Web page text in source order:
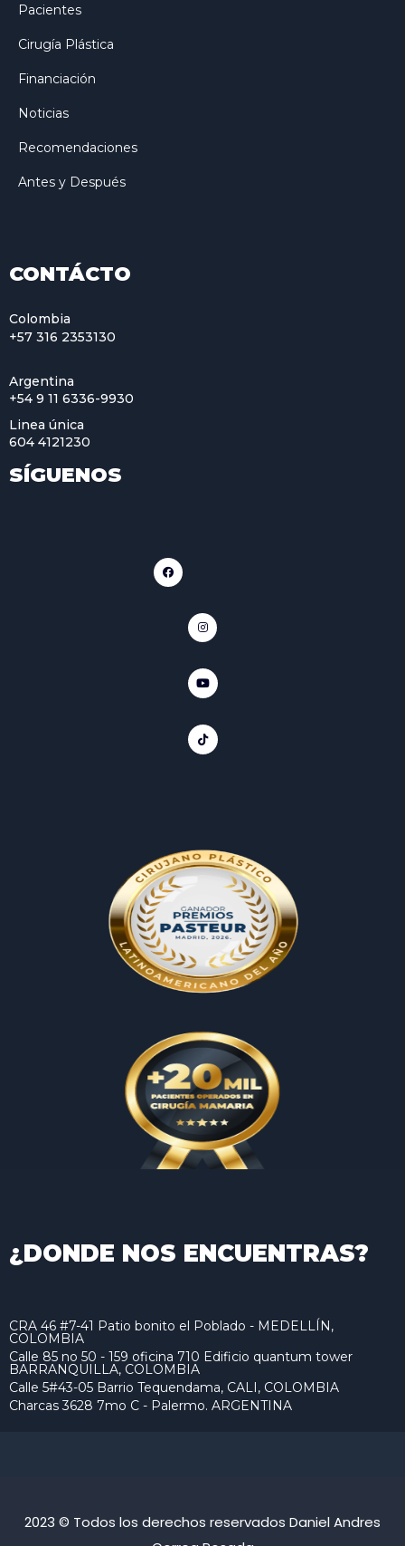
Pacientes
Cirugía Plástica
Financiación
Noticias
Recomendaciones
Antes y Después
CONTÁCTO
Colombia
+57 316 2353130
Argentina
+54 9 11 6336-9930
Linea única
604 4121230
SÍGUENOS
¿DONDE NOS ENCUENTRAS?
CRA 46 #7-41 Patio bonito el Poblado - MEDELLÍN,
COLOMBIA
Calle 85 no 50 - 159 oficina 710 Edificio quantum tower
BARRANQUILLA, COLOMBIA
Calle 5#43-05 Barrio Tequendama, CALI, COLOMBIA
Charcas 3628 7mo C - Palermo. ARGENTINA
2023 © Todos los derechos reservados Daniel Andres